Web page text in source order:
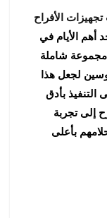
الأفراح
أهم الأيام في
شاملة
لجعل هذا
التنفيذ بأدق
إلى تجربة
بأعلى